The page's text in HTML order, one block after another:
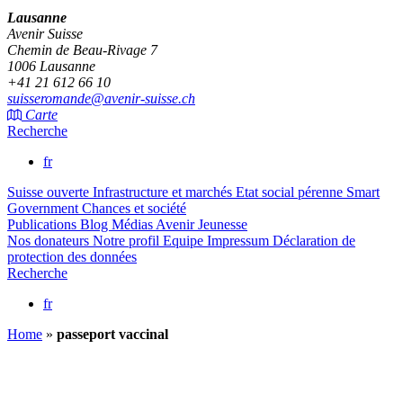
Lausanne
Avenir Suisse
Chemin de Beau-Rivage 7
1006 Lausanne
+41 21 612 66 10
suisseromande@avenir-suisse.ch
Carte
Recherche
fr
Suisse ouverte Infrastructure et marchés Etat social pérenne Smart
Government Chances et société
Publications Blog Médias Avenir Jeunesse
Nos donateurs Notre profil Equipe Impressum Déclaration de
protection des données
Recherche
fr
Home » passeport vaccinal